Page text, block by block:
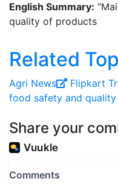
English Summary:
quality of products
Related
Agri News Flipkart
food safety and
Share your